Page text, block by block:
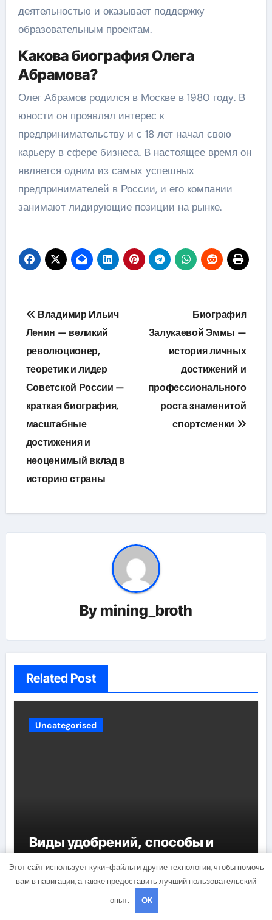
деятельностью и оказывает поддержку
образовательным проектам.
Какова биография Олега
Абрамова?
Олег Абрамов родился в Москве в 1980 году. В
юности он проявлял интерес к
предпринимательству и с 18 лет начал свою
карьеру в сфере бизнеса. В настоящее время он
является одним из самых успешных
предпринимателей в России, и его компании
занимают лидирующие позиции на рынке.
Навигация
по
записям
Владимир Ильич
Ленин — великий
революционер,
теоретик и лидер
Советской России —
краткая биография,
масштабные
достижения и
неоценимый вклад в
историю страны
Биография
Залукаевой Эммы —
история личных
достижений и
профессионального
роста знаменитой
спортсменки
By mining_broth
Related Post
Uncategorised
Виды удобрений, способы и
правила их внесения, польза и
вред применения
mining_broth Мар 27, 2022
Этот сайт использует куки-файлы и другие технологии, чтобы помочь
вам в навигации, а также предоставить лучший пользовательский
опыт.
OK